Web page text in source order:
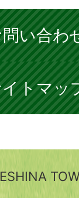
い合わ
トマッ